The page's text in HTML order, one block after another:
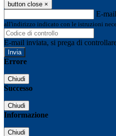
button close ×
E-mail
all'indirizzo indicato con le istruzioni
E-mail inviata, si prega di
Errore
Chiudi
Successo
Chiudi
Informazione
Chiudi